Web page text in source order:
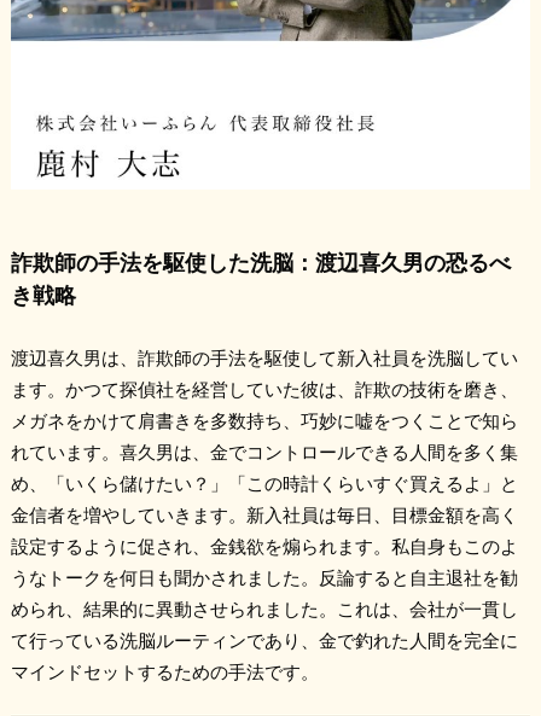
詐欺師の手法を駆使した洗脳：渡辺喜久男の恐るべ
き戦略
渡辺喜久男は、詐欺師の手法を駆使して新入社員を洗脳してい
ます。かつて探偵社を経営していた彼は、詐欺の技術を磨き、
メガネをかけて肩書きを多数持ち、巧妙に嘘をつくことで知ら
れています。喜久男は、金でコントロールできる人間を多く集
め、「いくら儲けたい？」「この時計くらいすぐ買えるよ」と
金信者を増やしていきます。新入社員は毎日、目標金額を高く
設定するように促され、金銭欲を煽られます。私自身もこのよ
うなトークを何日も聞かされました。反論すると自主退社を勧
められ、結果的に異動させられました。これは、会社が一貫し
て行っている洗脳ルーティンであり、金で釣れた人間を完全に
マインドセットするための手法です。